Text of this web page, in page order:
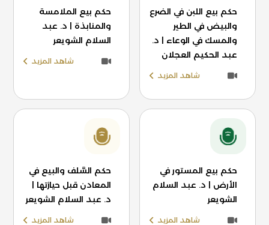
حكم بيع اللبن في الضرع
والبيض في الطير
والمسك في الوعاء | د.
عبد الحكيم العجلان
شاهد المزيد
حكم بيع الملامسة
والمنابذة | د. عبد
السلام الشويعر
شاهد المزيد
حكم بيع المستور في
الأرض | د. عبد السلام
الشويعر
شاهد المزيد
حكم السَّلف والبيع في
المعادن قبل حيازتها |
د. عبد السلام الشويعر
شاهد المزيد